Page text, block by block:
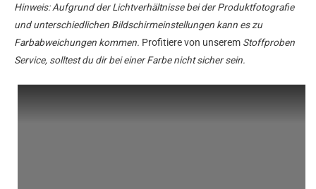
Hinweis: Aufgrund der Lichtverhältnisse bei der Produktfotografie
und unterschiedlichen Bildschirmeinstellungen kann es zu
Farbabweichungen kommen. Profitiere von unserem Stoffproben
Service, solltest du dir bei einer Farbe nicht sicher sein.